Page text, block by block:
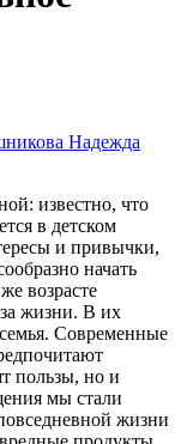
Надежда
известно, что
в детском
и привычки,
начать
возрасте
жизни. В их
Современные
пользы, но и
мы стали
жизни